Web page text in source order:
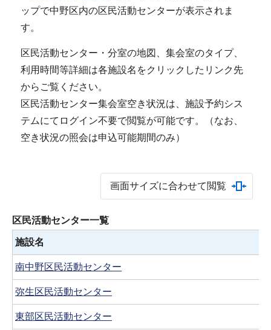
ップで中野区内の区民活動センターが表示されま
す。
区民活動センター・分室の地図、集会室のタイプ、
利用時間等詳細は各施設名をクリックしたリンク先
からご覧ください。
区民活動センター集会室空き状況は、施設予約シス
テムにてログイン不要で閲覧が可能です。（なお、
空き状況の照会は申込可能期間のみ）
画面サイズに合わせて閲覧
区民活動センター一覧
施設名
南中野区民活動センター
弥生区民活動センター
東部区民活動センター